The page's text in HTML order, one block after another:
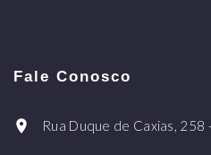
Fale Conosco
Rua Duque de Caxias, 258